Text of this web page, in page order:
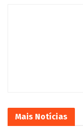
Mais Notícias